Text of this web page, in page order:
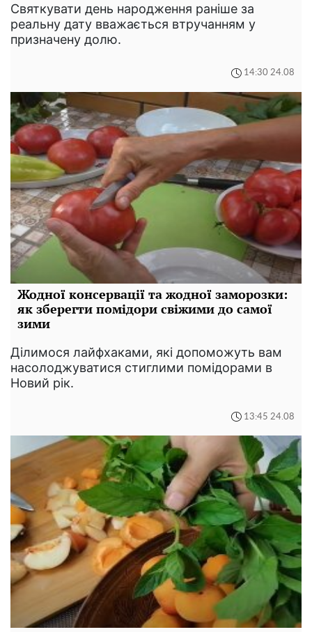
Святкувати день народження раніше за
реальну дату вважається втручанням у
призначену долю.
14:30 24.08
Жодної консервації та жодної заморозки:
як зберегти помідори свіжими до самої
зими
Ділимося лайфхаками, які допоможуть вам
насолоджуватися стиглими помідорами в
Новий рік.
13:45 24.08